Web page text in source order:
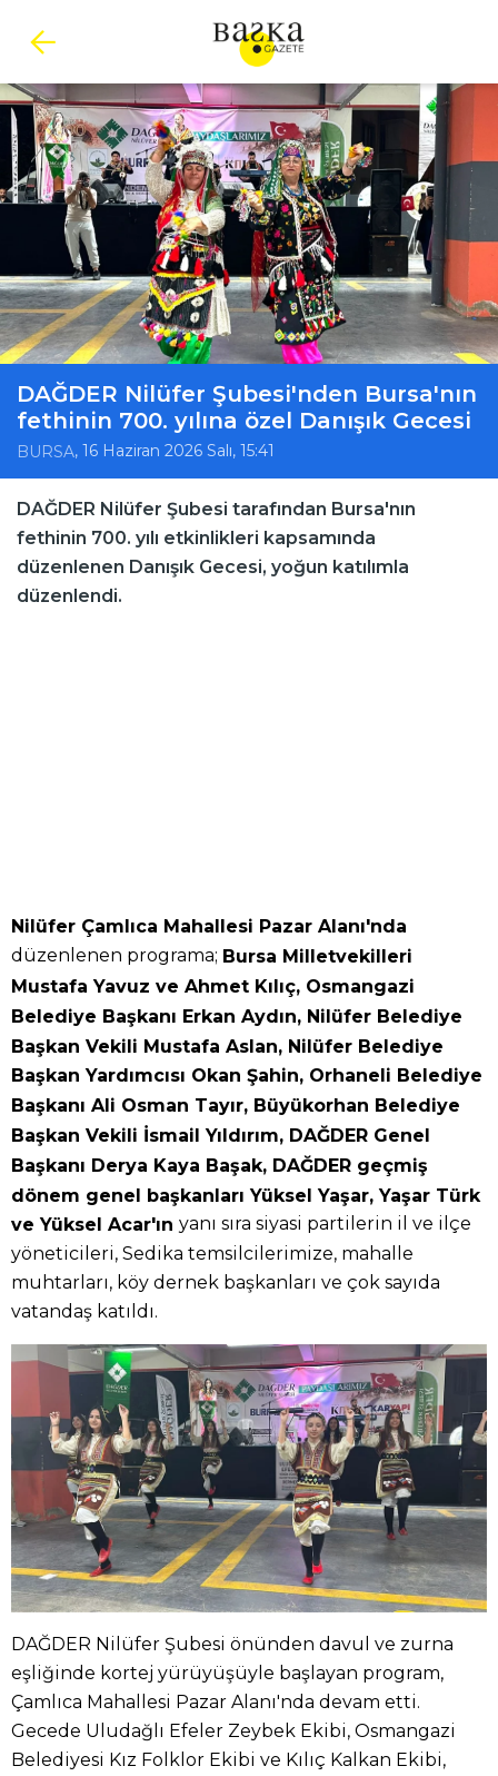
DAĞDER Nilüfer Şubesi'nden Bursa'nın
fethinin 700. yılına özel Danışık Gecesi
BURSA, 16 Haziran 2026 Salı, 15:41
DAĞDER Nilüfer Şubesi tarafından Bursa'nın
fethinin 700. yılı etkinlikleri kapsamında
düzenlenen Danışık Gecesi, yoğun katılımla
düzenlendi.
Nilüfer Çamlıca Mahallesi Pazar Alanı'nda
düzenlenen programa; Bursa Milletvekilleri
Mustafa Yavuz ve Ahmet Kılıç, Osmangazi
Belediye Başkanı Erkan Aydın, Nilüfer Belediye
Başkan Vekili Mustafa Aslan, Nilüfer Belediye
Başkan Yardımcısı Okan Şahin, Orhaneli Belediye
Başkanı Ali Osman Tayır, Büyükorhan Belediye
Başkan Vekili İsmail Yıldırım, DAĞDER Genel
Başkanı Derya Kaya Başak, DAĞDER geçmiş
dönem genel başkanları Yüksel Yaşar, Yaşar Türk
ve Yüksel Acar'ın yanı sıra siyasi partilerin il ve ilçe
yöneticileri, Sedika temsilcilerimize, mahalle
muhtarları, köy dernek başkanları ve çok sayıda
vatandaş katıldı.
DAĞDER Nilüfer Şubesi önünden davul ve zurna
eşliğinde kortej yürüyüşüyle başlayan program,
Çamlıca Mahallesi Pazar Alanı'nda devam etti.
Gecede Uludağlı Efeler Zeybek Ekibi, Osmangazi
Belediyesi Kız Folklor Ekibi ve Kılıç Kalkan Ekibi,